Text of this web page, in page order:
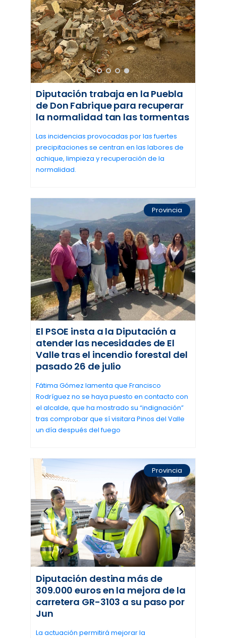
Diputación trabaja en la Puebla
de Don Fabrique para recuperar
la normalidad tan las tormentas
Las incidencias provocadas por las fuertes
precipitaciones se centran en las labores de
achique, limpieza y recuperación de la
normalidad.
Provincia
El PSOE insta a la Diputación a
atender las necesidades de El
Valle tras el incendio forestal del
pasado 26 de julio
Fátima Gómez lamenta que Francisco
Rodríguez no se haya puesto en contacto con
el alcalde, que ha mostrado su “indignación”
tras comprobar que sí visitara Pinos del Valle
un día después del fuego
Provincia
Diputación destina más de
309.000 euros en la mejora de la
carretera GR-3103 a su paso por
Jun
La actuación permitirá mejorar la